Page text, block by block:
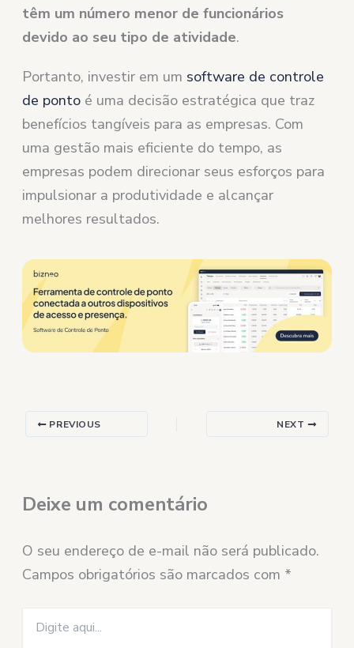
têm um número menor de funcionários
devido ao seu tipo de atividade.
Portanto, investir em um software de controle
de ponto é uma decisão estratégica que traz
benefícios tangíveis para as empresas. Com
uma gestão mais eficiente do tempo, as
empresas podem direcionar seus esforços para
impulsionar a produtividade e alcançar
melhores resultados.
PREVIOUS NEXT
Deixe um comentário
O seu endereço de e-mail não será publicado.
Campos obrigatórios são marcados com *
aqui...